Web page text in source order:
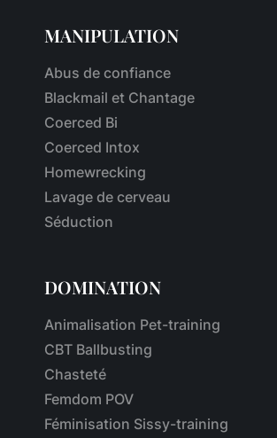
MANIPULATION
Abus de confiance
Blackmail et Chantage
Coerced Bi
Coerced Intox
Homewrecking
Lavage de cerveau
Séduction
DOMINATION
Animalisation Pet-training
CBT Ballbusting
Chasteté
Femdom POV
Féminisation Sissy-training